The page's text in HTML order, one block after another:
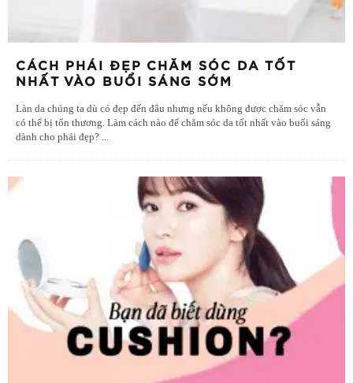
CÁCH PHÁI ĐẸP CHĂM SÓC DA TỐT
NHẤT VÀO BUỔI SÁNG SỚM
Làn da chúng ta dù có đẹp đến đâu nhưng nếu không được chăm sóc vẫn
có thể bị tổn thương. Làm cách nào để chăm sóc da tốt nhất vào buổi sáng
dành cho phái đẹp? ...